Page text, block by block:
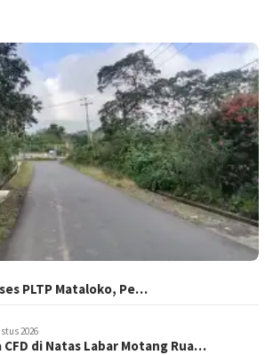
PLTP Mataloko, Pe…
2026
CFD di Natas Labar Motang Rua…